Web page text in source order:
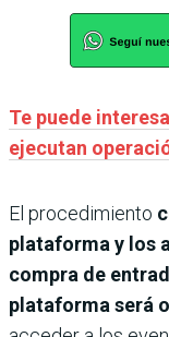
Te puede
ejecutan
El procedimiento
plataforma y los
compra de
plataforma será